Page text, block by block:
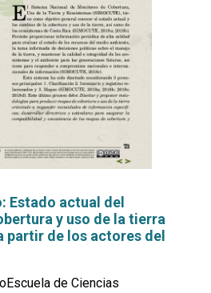
Estado actual del
y uso de la tierra
partir de los actores del
de Ciencias